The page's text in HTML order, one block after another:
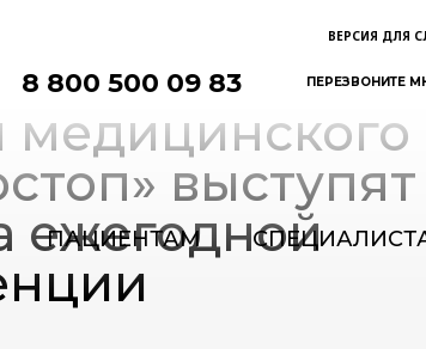
ВЕРСИЯ ДЛЯ
8 800 500 09 83 ПЕРЕЗВОНИТЕ
ПАЦИЕНТАМ
выступят
ежегодной